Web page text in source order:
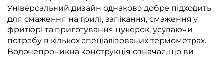
Універсальний дизайн однаково добре підходить
для смаження на грилі, запікання, смаження у
фритюрі та приготування цукерок, усуваючи
потребу в кількох спеціалізованих термометрах.
Водонепроникна конструкція означає, що ви